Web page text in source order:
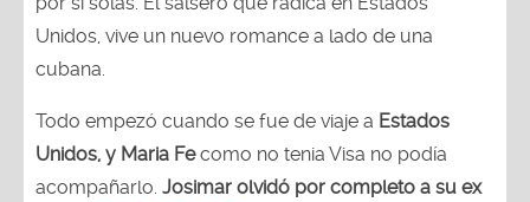
Unidos, vive un nuevo romance a lado de una
cubana.
Todo empezó cuando se fue de viaje a Estados
Unidos, y Maria Fecomo no tenia Visa no podía
acompañarlo. Josimar olvidó por completo a su ex